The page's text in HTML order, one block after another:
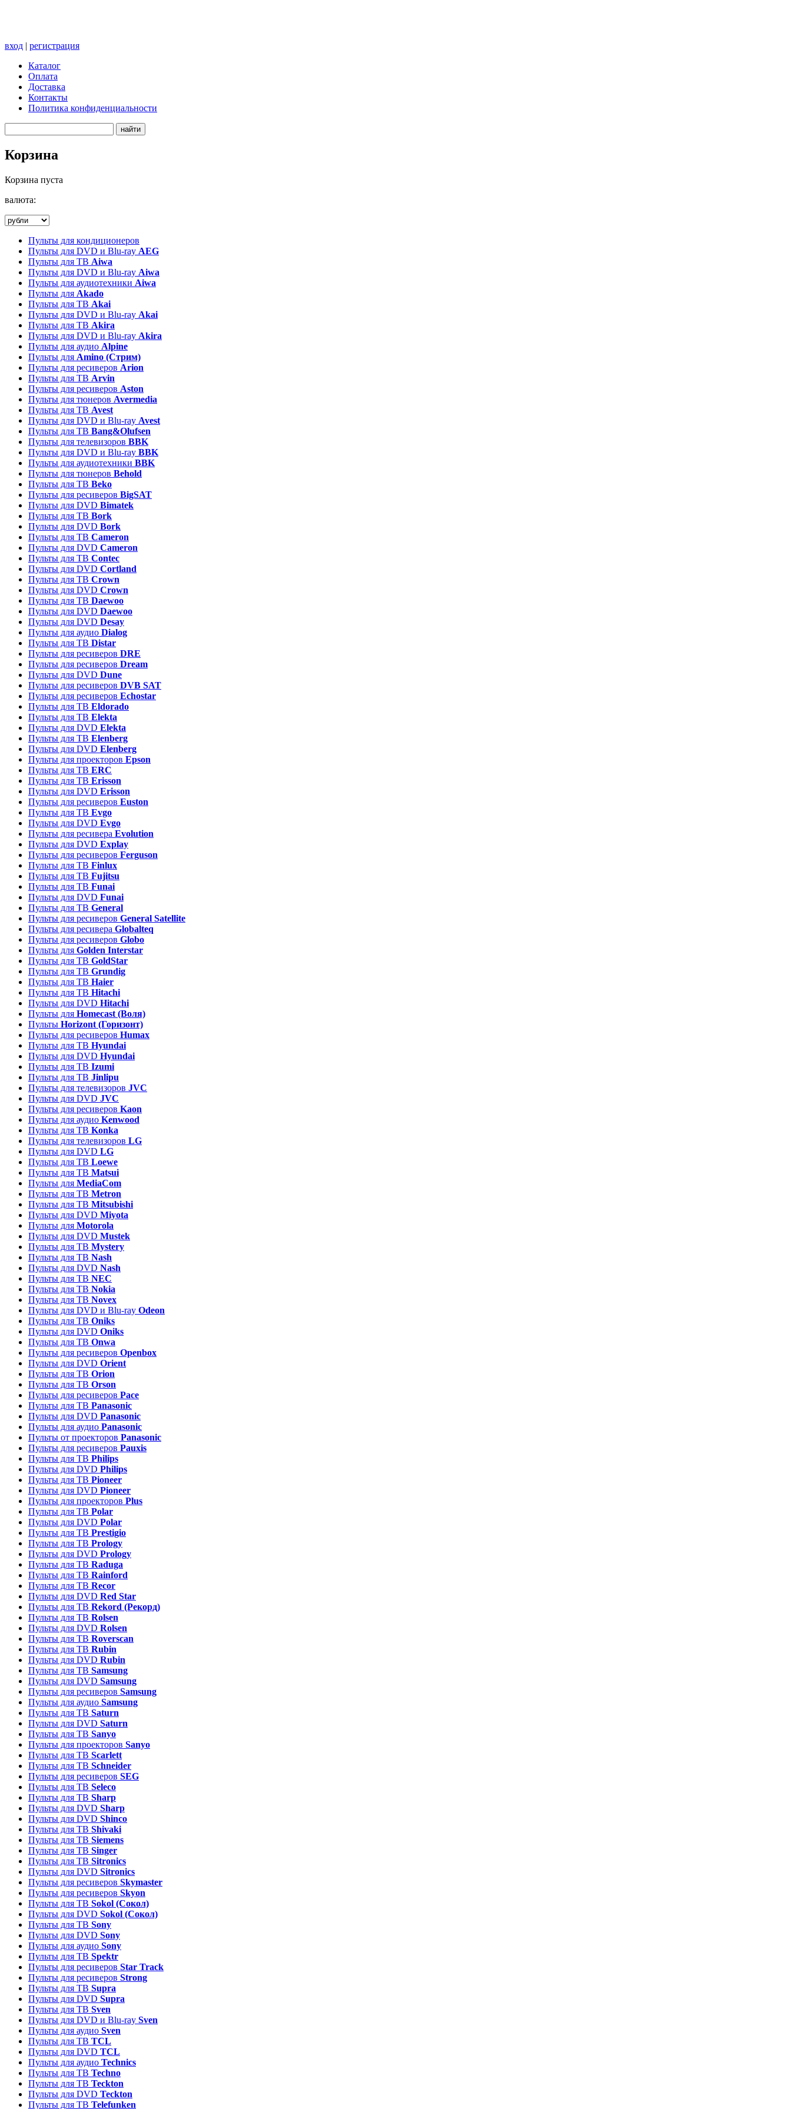
вход | регистрация
Каталог
Оплата
Доставка
Контакты
Политика конфиденциальности
Корзина
Корзина пуста
валюта:
Пульты для кондиционеров
Пульты для DVD и Blu-ray AEG
Пульты для ТВ Aiwa
Пульты для DVD и Blu-ray Aiwa
Пульты для аудиотехники Aiwa
Пульты для Akado
Пульты для ТВ Akai
Пульты для DVD и Blu-ray Akai
Пульты для ТВ Akira
Пульты для DVD и Blu-ray Akira
Пульты для аудио Alpine
Пульты для Amino (Стрим)
Пульты для ресиверов Arion
Пульты для ТВ Arvin
Пульты для ресиверов Aston
Пульты для тюнеров Avermedia
Пульты для ТВ Avest
Пульты для DVD и Blu-ray Avest
Пульты для ТВ Bang&Olufsen
Пульты для телевизоров BBK
Пульты для DVD и Blu-ray BBK
Пульты для аудиотехники BBK
Пульты для тюнеров Behold
Пульты для ТВ Beko
Пульты для ресиверов BigSAT
Пульты для DVD Bimatek
Пульты для ТВ Bork
Пульты для DVD Bork
Пульты для ТВ Cameron
Пульты для DVD Cameron
Пульты для ТВ Contec
Пульты для DVD Cortland
Пульты для ТВ Crown
Пульты для DVD Crown
Пульты для ТВ Daewoo
Пульты для DVD Daewoo
Пульты для DVD Desay
Пульты для аудио Dialog
Пульты для ТВ Distar
Пульты для ресиверов DRE
Пульты для ресиверов Dream
Пульты для DVD Dune
Пульты для ресиверов DVB SAT
Пульты для ресиверов Echostar
Пульты для ТВ Eldorado
Пульты для ТВ Elekta
Пульты для DVD Elekta
Пульты для ТВ Elenberg
Пульты для DVD Elenberg
Пульты для проекторов Epson
Пульты для ТВ ERC
Пульты для ТВ Erisson
Пульты для DVD Erisson
Пульты для ресиверов Euston
Пульты для ТВ Evgo
Пульты для DVD Evgo
Пульты для ресивера Evolution
Пульты для DVD Explay
Пульты для ресиверов Ferguson
Пульты для ТВ Finlux
Пульты для ТВ Fujitsu
Пульты для ТВ Funai
Пульты для DVD Funai
Пульты для ТВ General
Пульты для ресиверов General Satellite
Пульты для ресивера Globalteq
Пульты для ресиверов Globo
Пульты для Golden Interstar
Пульты для ТВ GoldStar
Пульты для ТВ Grundig
Пульты для ТВ Haier
Пульты для ТВ Hitachi
Пульты для DVD Hitachi
Пульты для Homecast (Воля)
Пульты Horizont (Горизонт)
Пульты для ресиверов Humax
Пульты для ТВ Hyundai
Пульты для DVD Hyundai
Пульты для ТВ Izumi
Пульты для ТВ Jinlipu
Пульты для телевизоров JVC
Пульты для DVD JVC
Пульты для ресиверов Kaon
Пульты для аудио Kenwood
Пульты для ТВ Konka
Пульты для телевизоров LG
Пульты для DVD LG
Пульты для ТВ Loewe
Пульты для ТВ Matsui
Пульты для MediaCom
Пульты для ТВ Metron
Пульты для TB Mitsubishi
Пульты для DVD Miyota
Пульты для Motorola
Пульты для DVD Mustek
Пульты для ТВ Mystery
Пульты для ТВ Nash
Пульты для DVD Nash
Пульты для ТВ NEC
Пульты для ТВ Nokia
Пульты для ТВ Novex
Пульты для DVD и Blu-ray Odeon
Пульты для ТВ Oniks
Пульты для DVD Oniks
Пульты для ТВ Onwa
Пульты для ресиверов Openbox
Пульты для DVD Orient
Пульты для ТВ Orion
Пульты для ТВ Orson
Пульты для ресиверов Pace
Пульты для ТВ Panasonic
Пульты для DVD Panasonic
Пульты для аудио Panasonic
Пульты от проекторов Panasonic
Пульты для ресиверов Pauxis
Пульты для ТВ Philips
Пульты для DVD Philips
Пульты для ТВ Pioneer
Пульты для DVD Pioneer
Пульты для проекторов Plus
Пульты для ТВ Polar
Пульты для DVD Polar
Пульты для ТВ Prestigio
Пульты для ТВ Prology
Пульты для DVD Prology
Пульты для ТВ Raduga
Пульты для ТВ Rainford
Пульты для ТВ Recor
Пульты для DVD Red Star
Пульты для ТВ Rekord (Рекорд)
Пульты для ТВ Rolsen
Пульты для DVD Rolsen
Пульты для ТВ Roverscan
Пульты для ТВ Rubin
Пульты для DVD Rubin
Пульты для ТВ Samsung
Пульты для DVD Samsung
Пульты для ресиверов Samsung
Пульты для аудио Samsung
Пульты для ТВ Saturn
Пульты для DVD Saturn
Пульты для ТВ Sanyo
Пульты для проекторов Sanyo
Пульты для ТВ Scarlett
Пульты для ТВ Schneider
Пульты для ресиверов SEG
Пульты для ТВ Seleco
Пульты для ТВ Sharp
Пульты для DVD Sharp
Пульты для DVD Shinco
Пульты для ТВ Shivaki
Пульты для ТВ Siemens
Пульты для ТВ Singer
Пульты для ТВ Sitronics
Пульты для DVD Sitronics
Пульты для ресиверов Skymaster
Пульты для ресиверов Skyon
Пульты для ТВ Sokol (Сокол)
Пульты для DVD Sokol (Сокол)
Пульты для ТВ Sony
Пульты для DVD Sony
Пульты для аудио Sony
Пульты для ТВ Spektr
Пульты для ресиверов Star Track
Пульты для ресиверов Strong
Пульты для ТВ Supra
Пульты для DVD Supra
Пульты для ТВ Sven
Пульты для DVD и Blu-ray Sven
Пульты для аудио Sven
Пульты для ТВ TCL
Пульты для DVD TCL
Пульты для аудио Technics
Пульты для ТВ Techno
Пульты для ТВ Teckton
Пульты для DVD Teckton
Пульты для ТВ Telefunken